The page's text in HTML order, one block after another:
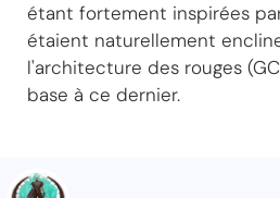
étant fortement inspirées
étaient naturellement
l'architecture des rouges
base à ce dernier.